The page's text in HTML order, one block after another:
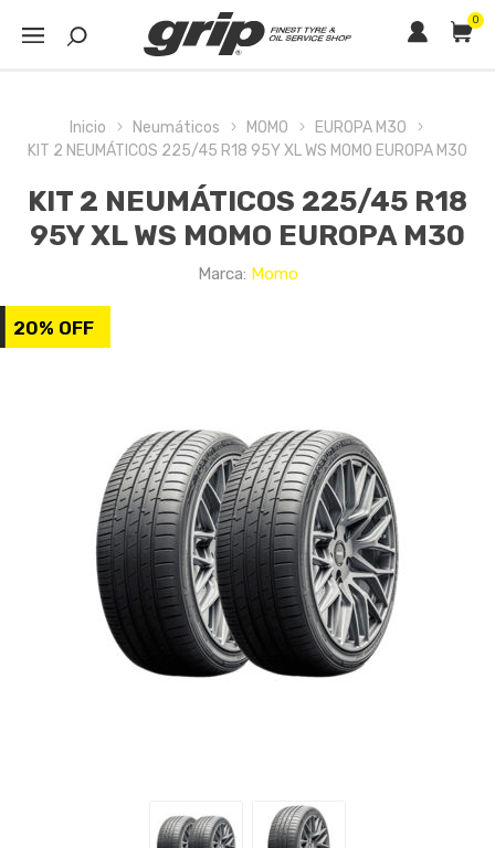
0
Inicio Neumáticos MOMO
EUROPA M30
KIT 2 NEUMÁTICOS 225/45 R18 95Y XL WS MOMO EUROPA M30
KIT 2 NEUMÁTICOS 225/45 R18
95Y XL WS MOMO EUROPA M30
Marca: Momo
20% OFF